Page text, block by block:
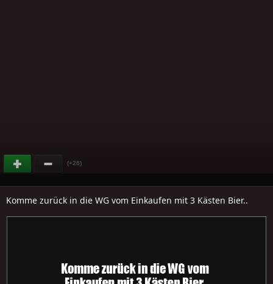
(+26)
Komme zurück in die WG vom Einkaufen mit 3 Kästen Bier..